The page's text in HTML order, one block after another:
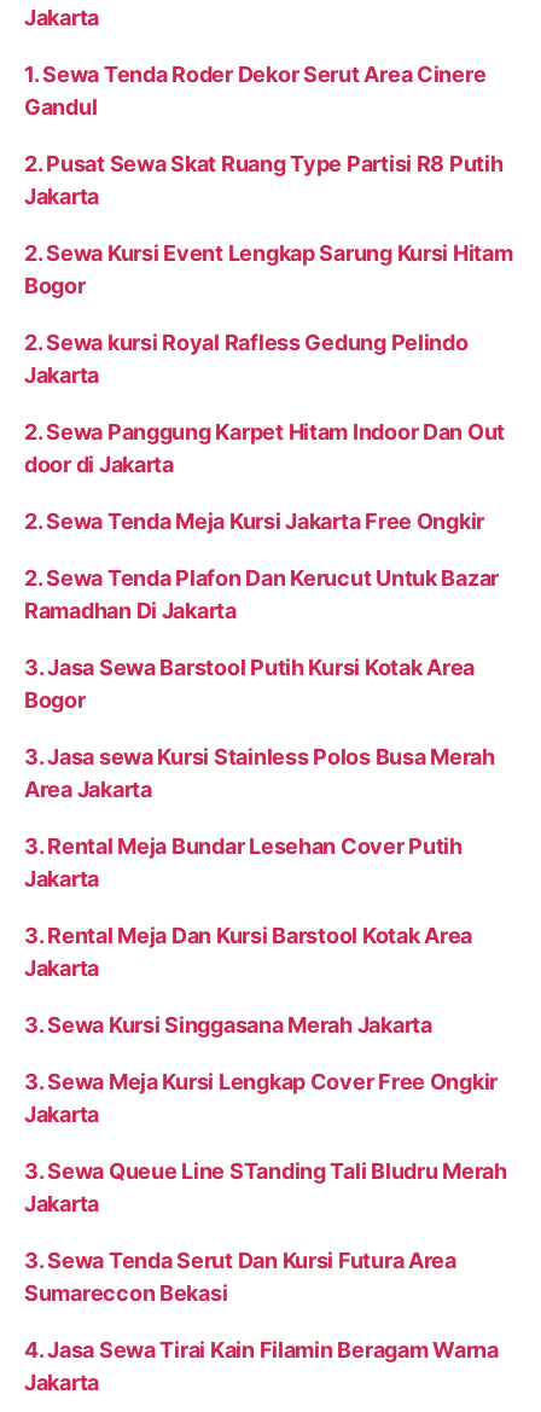
Jakarta
1. Sewa Tenda Roder Dekor Serut Area Cinere
Gandul
2. Pusat Sewa Skat Ruang Type Partisi R8 Putih
Jakarta
2. Sewa Kursi Event Lengkap Sarung Kursi Hitam
Bogor
2. Sewa kursi Royal Rafless Gedung Pelindo
Jakarta
2. Sewa Panggung Karpet Hitam Indoor Dan Out
door di Jakarta
2. Sewa Tenda Meja Kursi Jakarta Free Ongkir
2. Sewa Tenda Plafon Dan Kerucut Untuk Bazar
Ramadhan Di Jakarta
3. Jasa Sewa Barstool Putih Kursi Kotak Area
Bogor
3. Jasa sewa Kursi Stainless Polos Busa Merah
Area Jakarta
3. Rental Meja Bundar Lesehan Cover Putih
Jakarta
3. Rental Meja Dan Kursi Barstool Kotak Area
Jakarta
3. Sewa Kursi Singgasana Merah Jakarta
3. Sewa Meja Kursi Lengkap Cover Free Ongkir
Jakarta
3. Sewa Queue Line STanding Tali Bludru Merah
Jakarta
3. Sewa Tenda Serut Dan Kursi Futura Area
Sumareccon Bekasi
4. Jasa Sewa Tirai Kain Filamin Beragam Warna
Jakarta